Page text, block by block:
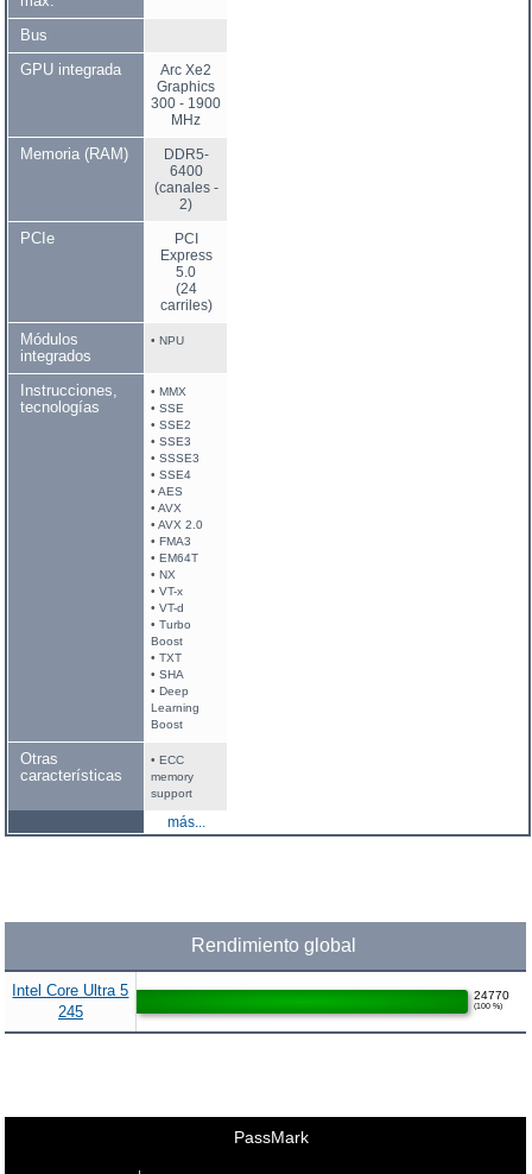
Bus
GPU integrada
Arc Xe2
Graphics
300 - 1900
MHz
Memoria (RAM)
DDR5-
6400
(canales -
2)
PCIe
PCI
Express
5.0
(24
carriles)
Módulos
integrados
• NPU
Instrucciones,
tecnologías
• MMX
• SSE
• SSE2
• SSE3
• SSSE3
• SSE4
• AES
• AVX
• AVX 2.0
• FMA3
• EM64T
• NX
• VT-x
• VT-d
• Turbo
Boost
• TXT
• SHA
• Deep
Learning
Boost
Otras
características
• ECC
memory
support
más...
Rendimiento global
Intel Core Ultra 5
245
24770
(100 %)
PassMark